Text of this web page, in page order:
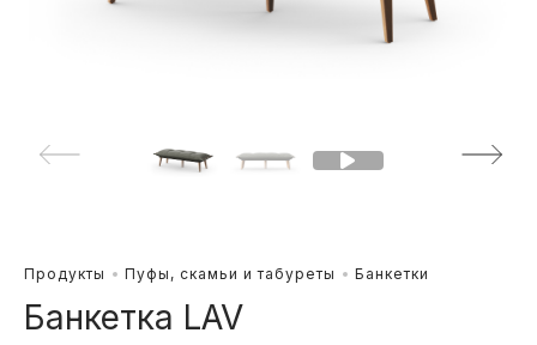
Продукты Пуфы, скамьи и табуреты Банкетки
Банкетка LAV